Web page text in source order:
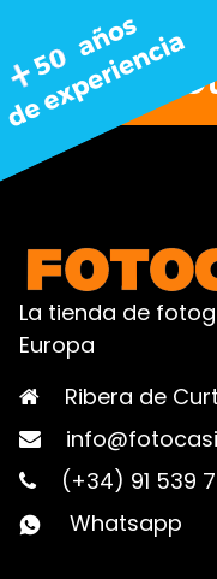
Nos
La tienda de
Europa
Ribera de
(+34) 91 539
Whatsapp